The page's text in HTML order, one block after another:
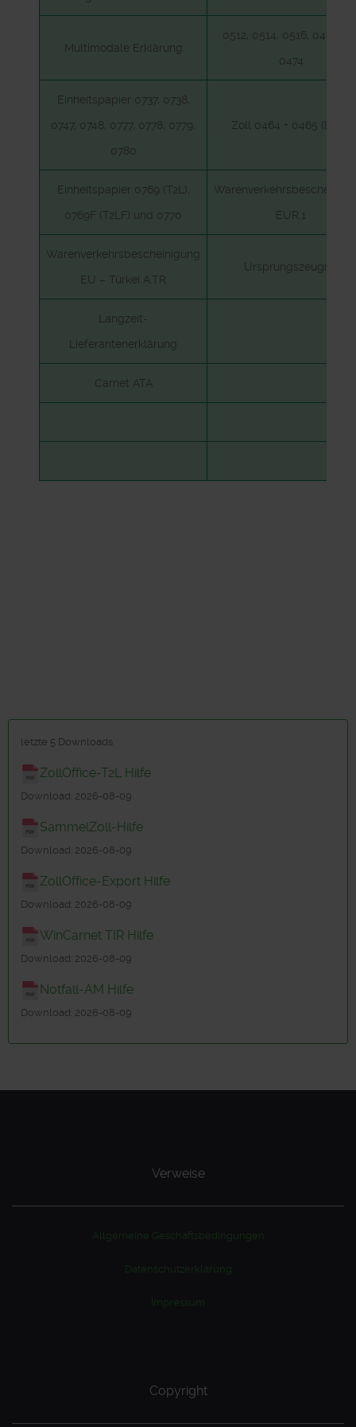
Multimodale Erklärung
0512, 0514, 0516, 0472
0474
Einheitspapier 0737, 0738,
0747, 0748, 0777, 0778, 0779,
0780
Zoll 0464 + 0465 (D.V.1)
Einheitspapier 0769 (T2L),
0769F (T2LF) und 0770
EUR.1
Warenverkehrsbescheinigung
EU – Türkei A.TR
Ursprungszeugnis
Langzeit-
Lieferantenerklärung
Carnet ATA
letzte 5 Downloads
ZollOffice-T2L Hilfe
Download: 2026-08-09
SammelZoll-Hilfe
Download: 2026-08-09
ZollOffice-Export Hilfe
Download: 2026-08-09
WinCarnet TIR Hilfe
Download: 2026-08-09
Notfall-AM Hilfe
Download: 2026-08-09
Verweise
Allgemeine Geschäftsbedingungen
Datenschutzerklärung
Impressum
Copyright